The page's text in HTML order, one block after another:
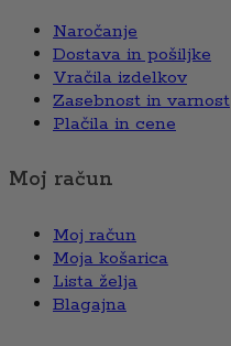
Naročanje
Dostava in pošiljke
Vračila izdelkov
Zasebnost in varnost
Plačila in cene
Moj račun
Moj račun
Moja košarica
Lista želja
Blagajna